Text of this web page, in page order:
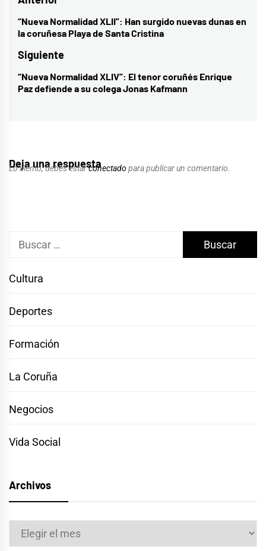
de
Entrada
anterior:
“Nueva Normalidad XLII”: Han surgido nuevas dunas en
la coruñesa Playa de Santa Cristina
Siguiente
Entrada
siguiente:
“Nueva Normalidad XLIV”: El tenor coruñés Enrique
Paz defiende a su colega Jonas Kafmann
Deja una respuesta
Lo siento, debes estarconectado para publicar un comentario.
Buscar:
Cultura
Deportes
Formación
La Coruña
Negocios
Vida Social
Archivos
Archivos